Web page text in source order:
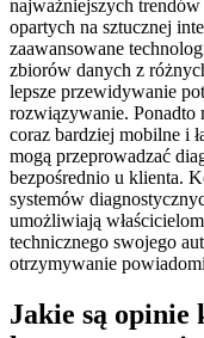
najważniejszych
opartych na sztucznej
zaawansowane
zbiorów danych z
lepsze przewidywanie
rozwiązywanie. Ponadto
coraz bardziej mobilne i
mogą przeprowadzać
bezpośrednio u klienta.
systemów
umożliwiają
technicznego swojego
otrzymywanie
Jakie są opinie